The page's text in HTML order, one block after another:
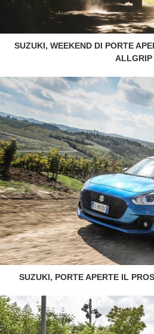
SUZUKI, WEEKEND DI PORTE
ALLGRIP
SUZUKI, PORTE APERTE IL